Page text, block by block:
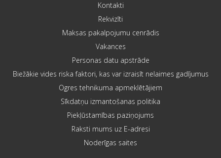
Kontakti
Rekvizīti
Maksas pakalpojumu cenrādis
Vakances
Personas datu apstrāde
Biežākie vides riska faktori, kas var izraisīt nelaimes gadījumus
Ogres tehnikuma apmeklētājiem
Sīkdatņu izmantošanas politika
Piekļūstamības paziņojums
Raksti mums uz E-adresi
Noderīgas saites